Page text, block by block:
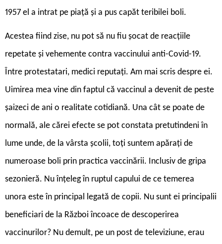
1957 el a intrat pe piață și a pus capăt teribilei boli.
Acestea fiind zise, nu pot să nu fiu șocat de reacțiile
repetate și vehemente contra vaccinului anti-Covid-19.
Între protestatari, medici reputați. Am mai scris despre ei.
Uimirea mea vine din faptul că vaccinul a devenit de peste
șaizeci de ani o realitate cotidiană. Una cât se poate de
normală, ale cărei efecte se pot constata pretutindeni în
lume unde, de la vârsta școlii, toți suntem apărați de
numeroase boli prin practica vaccinării. Inclusiv de gripa
sezonieră. Nu înțeleg în ruptul capului de ce temerea
unora este în principal legată de copii. Nu sunt ei principalii
beneficiari de la Război încoace de descoperirea
vaccinurilor? Nu demult, pe un post de televiziune, erau